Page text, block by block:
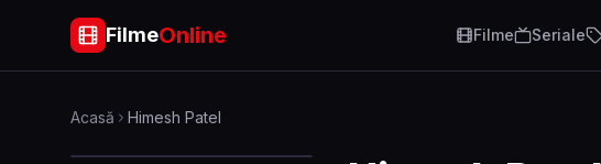
FilmeOnline Filme Seriale
Acasă Himesh Patel